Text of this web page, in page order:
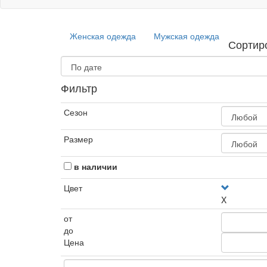
Женская одежда Мужская одежда
Фильтр
Сезон
Размер
в наличии
Цвет
X
от
до
Цена